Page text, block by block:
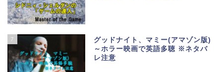
7
グッドナイト、マミー(アマゾン版)
～ホラー映画で英語多聴 ※ネタバ
レ注意